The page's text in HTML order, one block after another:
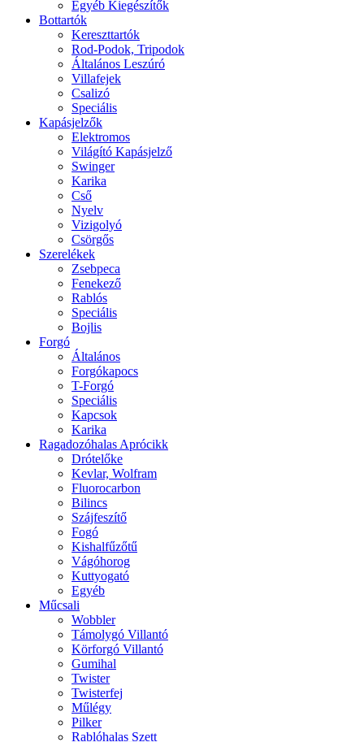
Egyéb Kiegészítők
Bottartók
Kereszttartók
Rod-Podok, Tripodok
Általános Leszúró
Villafejek
Csalizó
Speciális
Kapásjelzők
Elektromos
Világító Kapásjelző
Swinger
Karika
Cső
Nyelv
Vizigolyó
Csörgős
Szerelékek
Zsebpeca
Fenekező
Rablós
Speciális
Bojlis
Forgó
Általános
Forgókapocs
T-Forgó
Speciális
Kapcsok
Karika
Ragadozóhalas Aprócikk
Drótelőke
Kevlar, Wolfram
Fluorocarbon
Bilincs
Szájfeszítő
Fogó
Kishalfűzőtű
Vágóhorog
Kuttyogató
Egyéb
Műcsali
Wobbler
Támolygó Villantó
Körforgó Villantó
Gumihal
Twister
Twisterfej
Műlégy
Pilker
Rablóhalas Szett